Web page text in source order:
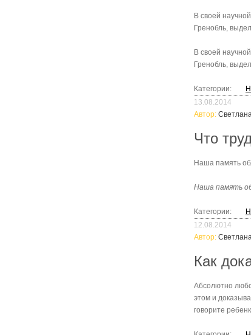
В своей
Гренобль,
В своей
Гренобль,
Категории:
13.08.2014
Автор:
Что
Наша память
Наша память
Категории:
12.08.2014
Автор:
Как
Абсолютно
этом и
говорите